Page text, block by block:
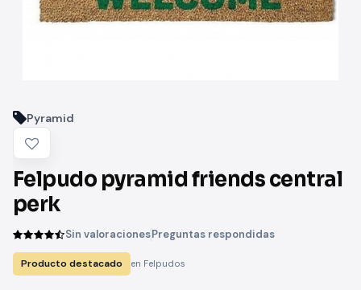
Pyramid
Felpudo pyramid friends central
perk
Sin valoracionesPreguntas respondidas
Producto destacado en Felpudos